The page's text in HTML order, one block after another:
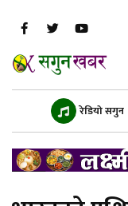
रेडियो सगुन